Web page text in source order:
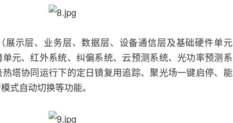
展示层、业务层、数据层、设备通信层及基础硬件单元
元、红外系统、纠偏系统、云预测系统、光功率预测系
塔协同运行下的定日镜复用追踪、聚光场一键启停、能
式自动切换等功能。